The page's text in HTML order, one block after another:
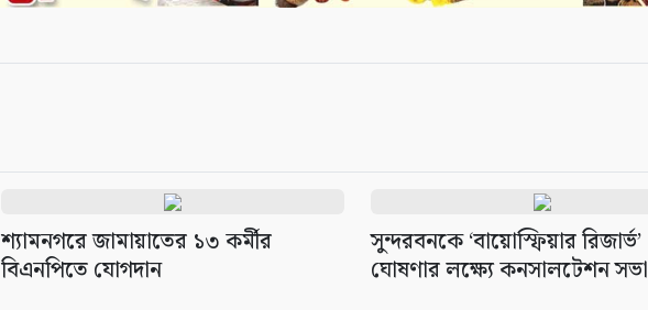
শ্যামনগরে জামায়াতের ১৩ কর্মীর
বিএনপিতে যোগদান
সুন্দরবনকে ‘বায়োস্ফিয়ার রিজার্ভ’
ঘোষণার লক্ষ্যে কনসালটেশন সভা